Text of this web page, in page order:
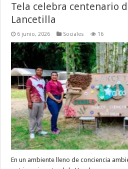
Tela celebra centenario
Lancetilla
6 junio, 2026 Sociales 16
En un ambiente lleno de conciencia